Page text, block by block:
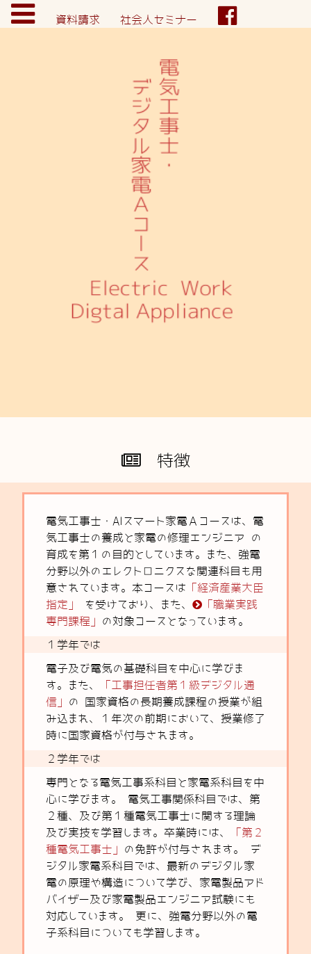
資料請求 社会人セミナー
特徴
電気工事士・AIスマート家電Ａコースは、電
気工事士の養成と家電の修理エンジニア の
育成を第１の目的としています。また、強電
分野以外のエレクトロニクスな関連科目も用
意されています。本コースは 「経済産業大臣
指定」
を受けており、また、
「職業実践
専門課程」
の対象コースとなっています。
１学年では
電子及び電気の基礎科目を中心に学びま
す。また、
「工事担任者第１級デジタル通
信」
の 国家資格の長期養成課程の授業が組
み込まれ、１年次の前期において、授業修了
時に国家資格が付与されます。
２学年では
専門となる電気工事系科目と家電系科目を中
心に学びます。 電気工事関係科目では、第
２種、及び第１種電気工事士に関する理論
及び実技を学習します。卒業時には、
「第２
種電気工事士」
の免許が付与されます。 デ
ジタル家電系科目では、最新のデジタル家
電の原理や構造について学び、家電製品アド
バイザー及び家電製品エンジニア試験にも
対応しています。 更に、強電分野以外の電
子系科目についても学習します。